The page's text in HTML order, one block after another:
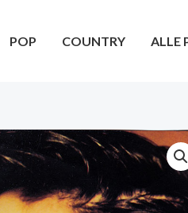
POP COUNTRY ALLE